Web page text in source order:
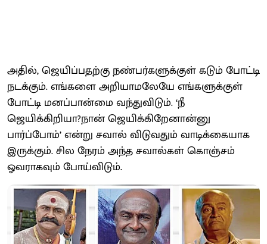
அதில், ஜெயிப்பதற்கு நண்பர்களுக்குள் கடும் போட்டி
நடக்கும். எங்களை அறியாமலேயே எங்களுக்குள்
போட்டி மனப்பான்மை வந்துவிடும். ‘நீ
ஜெயிக்கிறியா?நான் ஜெயிக்கிறேனான்னு
பார்ப்போம்’ என்று சவால் விடுவதும் வாடிக்கையாக
இருக்கும். சில நேரம் அந்த சவால்கள் கொஞ்சம்
ஓவராகவும் போய்விடும்.